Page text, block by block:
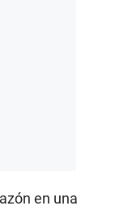
en una